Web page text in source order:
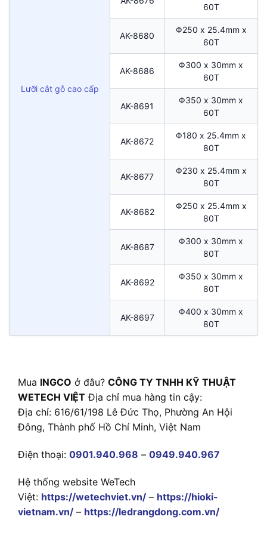
Lưỡi cắt gỗ cao cấp
60T
AK-8680
Φ250 x 25.4mm x
60T
AK-8686
Φ300 x 30mm x
60T
AK-8691
Φ350 x 30mm x
60T
AK-8672
Φ180 x 25.4mm x
80T
AK-8677
Φ230 x 25.4mm x
80T
AK-8682
Φ250 x 25.4mm x
80T
AK-8687
Φ300 x 30mm x
80T
AK-8692
Φ350 x 30mm x
80T
AK-8697
Φ400 x 30mm x
80T
Mua INGCO ở đâu? CÔNG TY TNHH KỸ THUẬT
WETECH VIỆT Địa chỉ mua hàng tin cậy:
Địa chỉ: 616/61/198 Lê Đức Thọ, Phường An Hội
Đông, Thành phố Hồ Chí Minh, Việt Nam
Điện thoại: 0901.940.968 – 0949.940.967
Hệ thống website WeTech
Việt: https://wetechviet.vn/ – https://hioki-
vietnam.vn/ – https://ledrangdong.com.vn/